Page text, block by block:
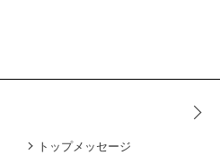
トップメッセージ